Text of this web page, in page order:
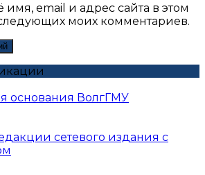
имя, email и адрес сайта в этом
моих комментариев.
основания ВолгГМУ
сетевого издания с